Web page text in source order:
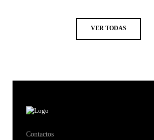
VER TODAS
Contactos